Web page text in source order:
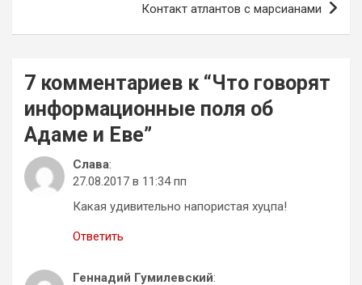
Контакт атлантов с марсианами
7 комментариев к “Что говорят
информационные поля об
Адаме и Еве”
Слава:
27.08.2017 в 11:34 пп
Какая удивительно напористая хуцпа!
Ответить
Геннадий Гумилевский: